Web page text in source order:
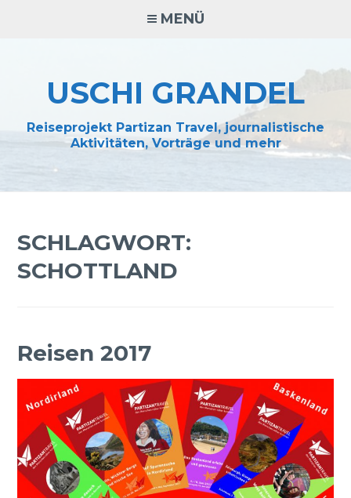
MENÜ
USCHI GRANDEL
Reiseprojekt Partizan Travel, journalistische
Aktivitäten, Vorträge und mehr
SCHLAGWORT:
SCHOTTLAND
Reisen 2017